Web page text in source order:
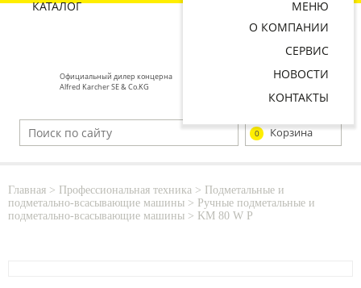
Официальный дилер концерна
Alfred Karcher SE & Co.KG
КАТАЛОГ
О КОМПАНИИ
СЕРВИС
НОВОСТИ
КОНТАКТЫ
МЕНЮ
0 Корзина
Главная > Профессиональная техника > Подметальные и
подметально-всасывающие машины > Ручные подметальные и
подметально-всасывающие машины > KM 80 W P